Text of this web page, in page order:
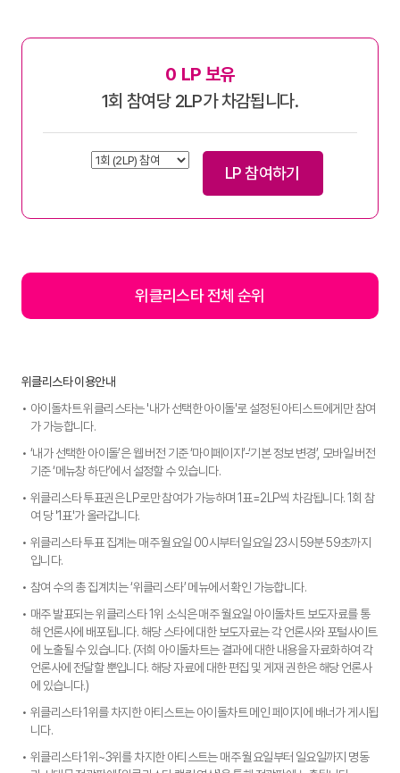
0 LP 보유
1회 참여당 2LP가 차감됩니다.
LP 참여하기
위클리스타 전체 순위
위클리스타 이용안내
아이돌차트 위클리스타는 '내가 선택한 아이돌'로 설정된 아티스트에게만 참여
가 가능합니다.
‘내가 선택한 아이돌’은 웹 버전 기준 ‘마이페이지’-‘기본 정보 변경’, 모바일 버전
기준 ‘메뉴창 하단’에서 설정할 수 있습니다.
위클리스타 투표권은 LP로만 참여가 가능하며 1표=2LP씩 차감됩니다. 1회 참
여 당 '1표'가 올라갑니다.
위클리스타 투표 집계는 매주 월요일 00시부터 일요일 23시 59분 59초까지
입니다.
참여 수의 총 집계치는 ‘위클리스타’ 메뉴에서 확인 가능합니다.
매주 발표되는 위클리스타 1위 소식은 매주 월요일 아이돌차트 보도자료를 통
해 언론사에 배포됩니다. 해당 스타에 대한 보도자료는 각 언론사와 포털사이트
에 노출될 수 있습니다. (저희 아이돌차트는 결과에 대한 내용을 자료화하여 각
언론사에 전달할 뿐입니다. 해당 자료에 대한 편집 및 게재 권한은 해당 언론사
에 있습니다.)
위클리스타 1위를 차지한 아티스트는 아이돌차트 메인 페이지에 배너가 게시됩
니다.
위클리스타 1위~3위를 차지한 아티스트는 매주 월요일부터 일요일까지 명동